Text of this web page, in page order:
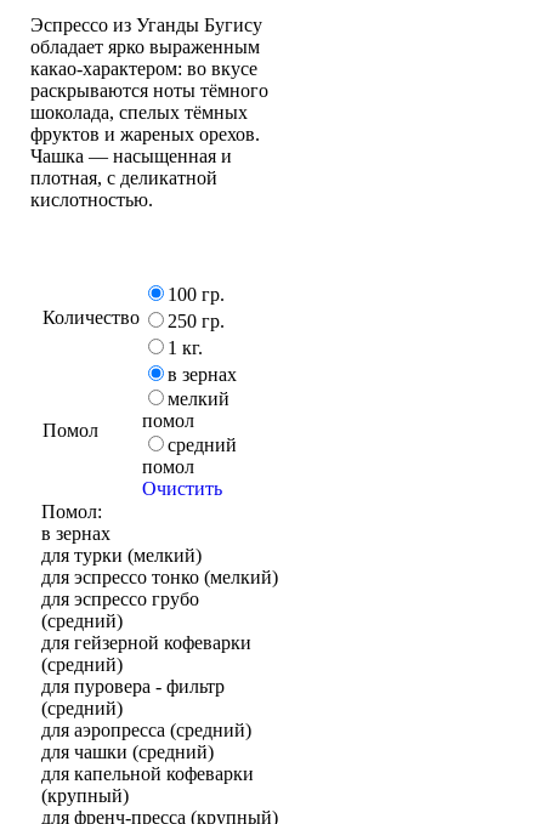
Эспрессо из Уганды Бугису
обладает ярко выраженным
какао-характером: во вкусе
раскрываются ноты тёмного
шоколада, спелых тёмных
фруктов и жареных орехов.
Чашка — насыщенная и
плотная, с деликатной
кислотностью.
Количество
100 гр.
250 гр.
1 кг.
Помол
в зернах
мелкий
помол
средний
помол
Очистить
Помол:
в зернах
для турки (мелкий)
для эспрессо тонко (мелкий)
для эспрессо грубо
(средний)
для гейзерной кофеварки
(средний)
для пуровера - фильтр
(средний)
для аэропресса (средний)
для чашки (средний)
для капельной кофеварки
(крупный)
для френч-пресса (крупный)